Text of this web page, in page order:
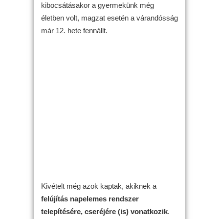
kibocsátásakor a gyermekünk még
életben volt, magzat esetén a várandósság
már 12. hete fennállt.
Kivételt még azok kaptak, akiknek a
felújítás napelemes rendszer
telepítésére, cseréjére (is) vonatkozik.